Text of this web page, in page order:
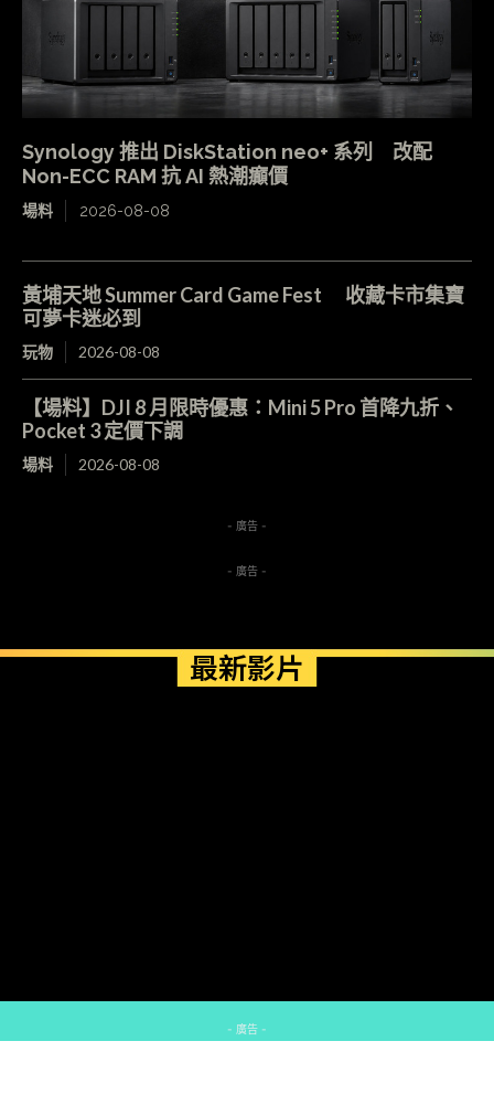
Synology 推出 DiskStation neo+ 系列 改配
Non-ECC RAM 抗 AI 熱潮癲價
場料 2026-08-08
黃埔天地 Summer Card Game Fest 收藏卡市集寶
可夢卡迷必到
玩物 2026-08-08
【場料】DJI 8 月限時優惠：Mini 5 Pro 首降九折、
Pocket 3 定價下調
場料 2026-08-08
- 廣告 -
- 廣告 -
最新影片
- 廣告 -